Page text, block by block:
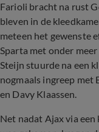
Farioli bracht na rust
bleven in de
meteen het gewenste
Sparta met onder
Steijn stuurde na een
nogmaals ingreep
en Davy Klaassen.
Net nadat Ajax via